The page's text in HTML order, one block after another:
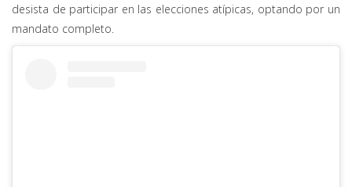
desista de participar en las elecciones atípicas, optando por un
mandato completo.